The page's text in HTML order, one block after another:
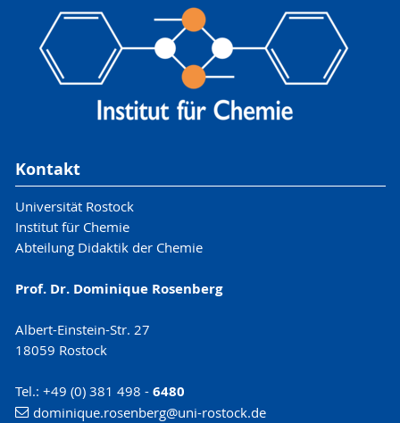
Kontakt
Universität Rostock
Institut für Chemie
Abteilung Didaktik der Chemie
Prof. Dr. Dominique Rosenberg
Albert-Einstein-Str. 27
18059 Rostock
Tel.: +49 (0) 381 498 - 6480
dominique.rosenberg@uni-rostock.de